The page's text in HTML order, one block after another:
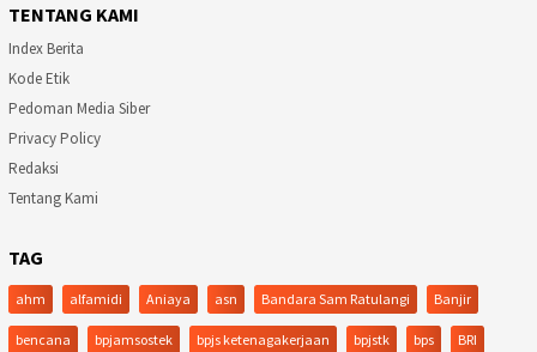
TENTANG KAMI
Index Berita
Kode Etik
Pedoman Media Siber
Privacy Policy
Redaksi
Tentang Kami
TAG
ahm alfamidi Aniaya asn Bandara Sam Ratulangi Banjir
bencana bpjamsostek bpjs ketenagakerjaan bpjstk bps BRI